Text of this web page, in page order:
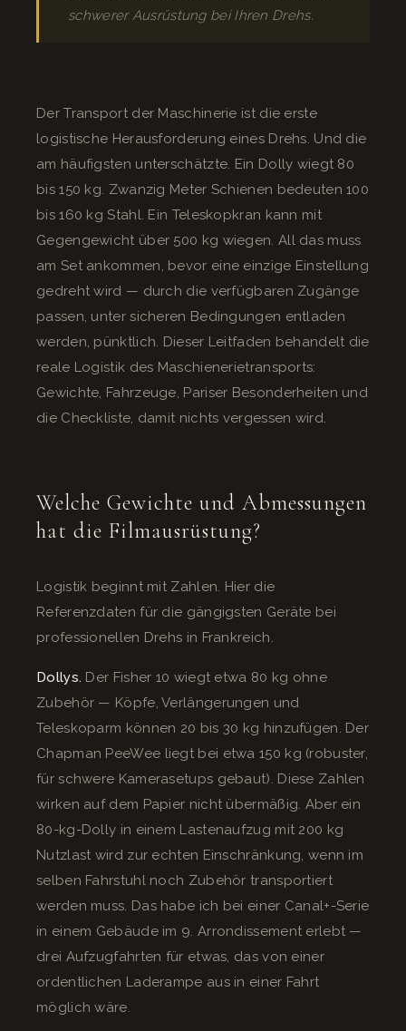
schwerer Ausrüstung bei Ihren Drehs.
Der Transport der Maschinerie ist die erste
logistische Herausforderung eines Drehs. Und die
am häufigsten unterschätzte. Ein Dolly wiegt 80
bis 150 kg. Zwanzig Meter Schienen bedeuten 100
bis 160 kg Stahl. Ein Teleskopkran kann mit
Gegengewicht über 500 kg wiegen. All das muss
am Set ankommen, bevor eine einzige Einstellung
gedreht wird — durch die verfügbaren Zugänge
passen, unter sicheren Bedingungen entladen
werden, pünktlich. Dieser Leitfaden behandelt die
reale Logistik des Maschienerietransports:
Gewichte, Fahrzeuge, Pariser Besonderheiten und
die Checkliste, damit nichts vergessen wird.
Welche Gewichte und Abmessungen
hat die Filmausrüstung?
Logistik beginnt mit Zahlen. Hier die
Referenzdaten für die gängigsten Geräte bei
professionellen Drehs in Frankreich.
Dollys. Der Fisher 10 wiegt etwa 80 kg ohne
Zubehör — Köpfe, Verlängerungen und
Teleskoparm können 20 bis 30 kg hinzufügen. Der
Chapman PeeWee liegt bei etwa 150 kg (robuster,
für schwere Kamerasetups gebaut). Diese Zahlen
wirken auf dem Papier nicht übermäßig. Aber ein
80-kg-Dolly in einem Lastenaufzug mit 200 kg
Nutzlast wird zur echten Einschränkung, wenn im
selben Fahrstuhl noch Zubehör transportiert
werden muss. Das habe ich bei einer Canal+-Serie
in einem Gebäude im 9. Arrondissement erlebt —
drei Aufzugfahrten für etwas, das von einer
ordentlichen Laderampe aus in einer Fahrt
möglich wäre.